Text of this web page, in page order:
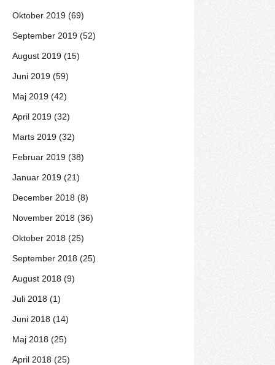
Oktober 2019 (69)
September 2019 (52)
August 2019 (15)
Juni 2019 (59)
Maj 2019 (42)
April 2019 (32)
Marts 2019 (32)
Februar 2019 (38)
Januar 2019 (21)
December 2018 (8)
November 2018 (36)
Oktober 2018 (25)
September 2018 (25)
August 2018 (9)
Juli 2018 (1)
Juni 2018 (14)
Maj 2018 (25)
April 2018 (25)